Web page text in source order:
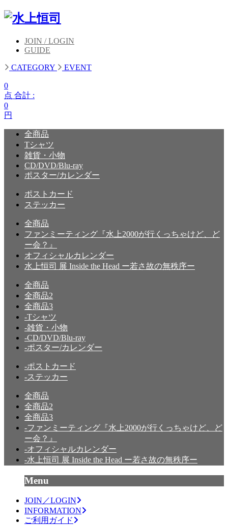
JOIN / LOGIN
GUIDE
CATEGORY
EVENT
0
点 合計 :
0
円
全商品
Tシャツ
雑貨・小物
CD/DVD/Blu-ray
ポスター/カレンダー
ポストカード
ステッカー
全商品
ファンミーティング『水上2000が行くっちゃけど、ど
ー会？』
オフィシャルカレンダー
水上恒司 展 Inside the Head ー若さ故の無秩序ー
全商品
全商品2
全商品3
-Tシャツ
-雑貨・小物
-CD/DVD/Blu-ray
-ポスター/カレンダー
-ポストカード
-ステッカー
全商品
全商品2
全商品3
-ファンミーティング『水上2000が行くっちゃけど、ど
ー会？』
-オフィシャルカレンダー
-水上恒司 展 Inside the Head ー若さ故の無秩序ー
Menu
JOIN／LOGIN
INFORMATION
ご利用ガイド